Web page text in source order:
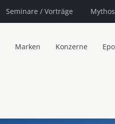
Seminare / Vorträge
Marken Konzerne